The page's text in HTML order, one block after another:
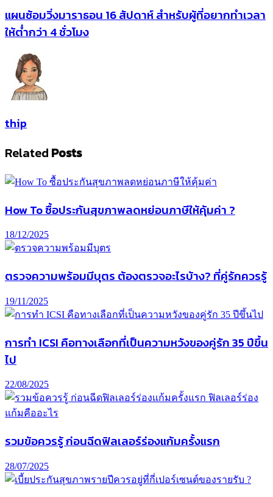
แผนซ้อมวิ่งมาราธอน 16 สัปดาห์ สำหรับผู้ที่อยากทำเวลา
ให้ต่ำกว่า 4 ชั่วโมง
thip
Related Posts
How To ซื้อประกันสุขภาพลดหย่อนภาษีให้คุ้มค่า ?
18/12/2025
ตรวจความพร้อมมีบุตร ต้องตรวจอะไรบ้าง? ที่คู่รักควรรู้
19/11/2025
การทํา ICSI คือทางเลือกที่เป็นความหวังของคู่รัก 35 ปีขึ้น
ไป
22/08/2025
รวมข้อควรรู้ ก่อนฉีดฟิลเลอร์ร่องแก้มครั้งแรก
28/07/2025